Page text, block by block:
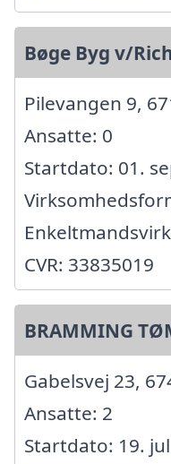
Bøge Byg v/
Pilevangen 9,
Ansatte: 0
Startdato: 01.
CVR: 33835019
BRAMMING
Gabelsvej 23,
Ansatte: 2
Startdato: 19.